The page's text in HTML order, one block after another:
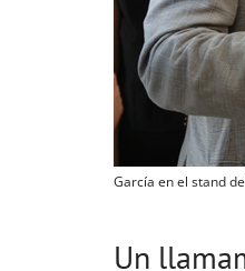
García en el stand
Un